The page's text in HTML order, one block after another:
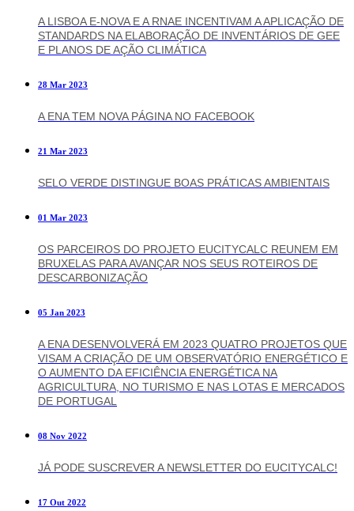
A LISBOA E-NOVA E A RNAE INCENTIVAM A APLICAÇÃO DE
STANDARDS NA ELABORAÇÃO DE INVENTÁRIOS DE GEE
E PLANOS DE AÇÃO CLIMÁTICA
28 Mar 2023
A ENA TEM NOVA PÁGINA NO FACEBOOK
21 Mar 2023
SELO VERDE DISTINGUE BOAS PRÁTICAS AMBIENTAIS
01 Mar 2023
OS PARCEIROS DO PROJETO EUCITYCALC REUNEM EM
BRUXELAS PARA AVANÇAR NOS SEUS ROTEIROS DE
DESCARBONIZAÇÃO
05 Jan 2023
A ENA DESENVOLVERÁ EM 2023 QUATRO PROJETOS QUE
VISAM A CRIAÇÃO DE UM OBSERVATÓRIO ENERGÉTICO E
O AUMENTO DA EFICIÊNCIA ENERGÉTICA NA
AGRICULTURA, NO TURISMO E NAS LOTAS E MERCADOS
DE PORTUGAL
08 Nov 2022
JÁ PODE SUSCREVER A NEWSLETTER DO EUCITYCALC!
17 Out 2022